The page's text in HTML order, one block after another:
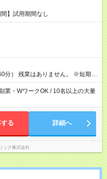
円 【試用期間】試用期間なし
残業はありません。 ※短期の
めご了承くださいませ。
業・WワークOK / 10名以上の大量
る 詳細へ
ック株式会社